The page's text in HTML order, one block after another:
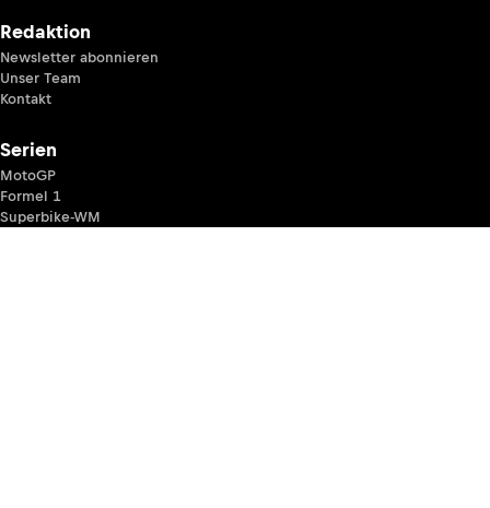
Redaktion
Newsletter abonnieren
Unser Team
Kontakt
Serien
MotoGP
Formel 1
Superbike-WM